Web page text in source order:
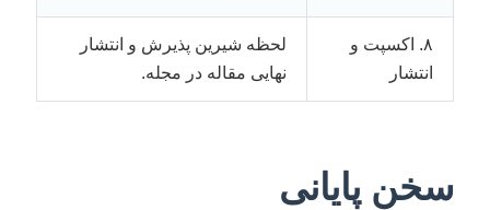
۸. اکسپت و
انتشار
لحظه شیرین پذیرش و انتشار
نهایی مقاله در مجله.
سخن پایانی